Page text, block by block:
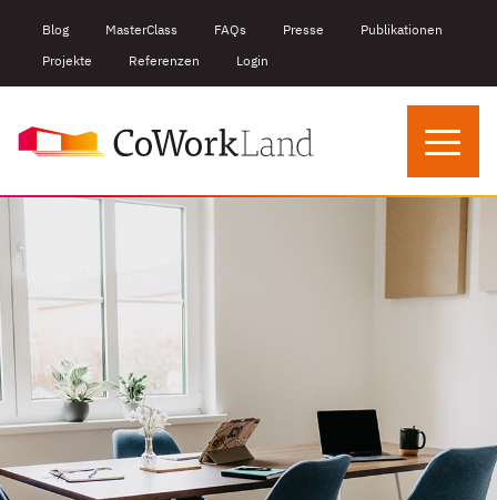
Blog MasterClass FAQs Presse
Publikationen
Projekte
Referenzen Login